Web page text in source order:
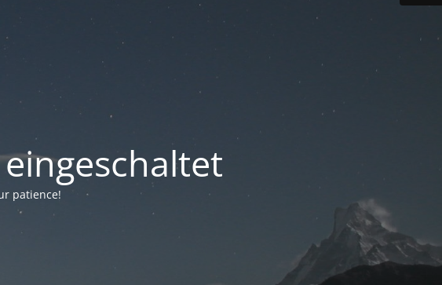
patience!